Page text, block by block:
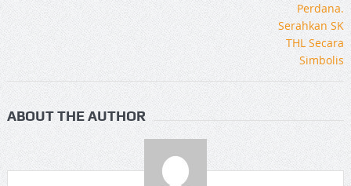
ABOUT THE AUTHOR